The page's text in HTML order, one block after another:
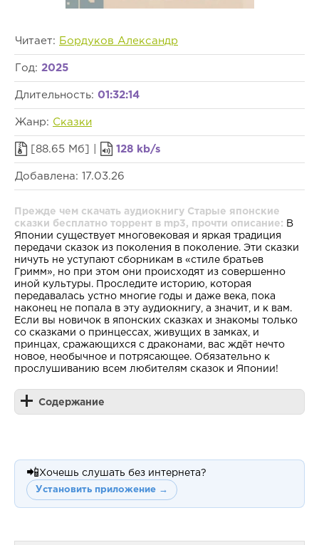
Читает: Бордуков Александр
Год: 2025
Длительность: 01:32:14
Жанр: Сказки
[88.65 Мб] | 128 kb/s
Добавлена: 17.03.26
Прежде чем скачать аудиокнигу Старые японские
сказки бесплатно торрент в mp3, прочти описание: В
Японии существует многовековая и яркая традиция
передачи сказок из поколения в поколение. Эти сказки
ничуть не уступают сборникам в «стиле братьев
Гримм», но при этом они происходят из совершенно
иной культуры. Проследите историю, которая
передавалась устно многие годы и даже века, пока
наконец не попала в эту аудиокнигу, а значит, и к вам.
Если вы новичок в японских сказках и знакомы только
со сказками о принцессах, живущих в замках, и
принцах, сражающихся с драконами, вас ждёт нечто
новое, необычное и потрясающее. Обязательно к
прослушиванию всем любителям сказок и Японии!
Содержание
📲 Хочешь слушать без интернета?
Установить приложение →